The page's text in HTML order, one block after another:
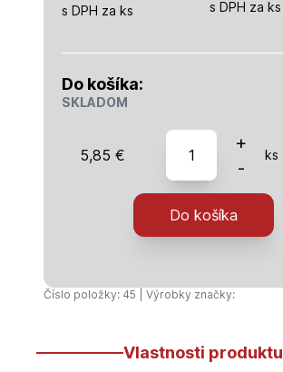
s DPH za ks s DPH za ks
Do košíka:
SKLADOM
5,85 €
množstvo
PVC
rúra
kanalizačná
125x3,2x1000
+
-
ks
Do košíka
Číslo položky: 45 | Výrobky značky:
Vlastnosti produktu